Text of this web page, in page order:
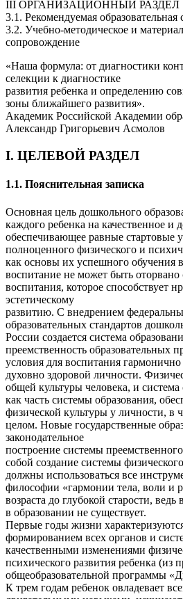
III ОРГАНИЗАЦИОННЫЙ РАЗДЕЛ
3.1. Рекомендуемая образовательная
3.2. Учебно-методическое и
сопровождение
«Наша формула: от диагностики
селекции к диагностике
развития ребенка и определению
зоны ближайшего развития».
Академик Российской Академии
Александр Григорьевич Асмолов
I. ЦЕЛЕВОЙ РАЗДЕЛ
1.1. Пояснительная записка
Основная цель дошкольного
каждого ребенка на качественное и
обеспечивающее равные стартовые
полноценного физического и
как основы их успешного обучения
воспитание не может быть оторвано
воспитания, которое способствует
эстетическому
развитию. С внедрением
образовательных стандартов
России создается система
преемственность образовательных
условия для воспитания
духовно здоровой личности.
общей культуры человека, и
как часть системы образования,
физической культуры у личности, в
целом. Новые государственные
законодательное
построение системы
собой создание системы
должны использоваться все
философии «гармонии тела, воли и
возраста до глубокой старости, ведь
в образовании не существует.
Первые годы жизни
формированием всех органов и
качественными изменениями
психического развития ребенка (из
общеобразовательной программы
К трем годам ребенок овладевает